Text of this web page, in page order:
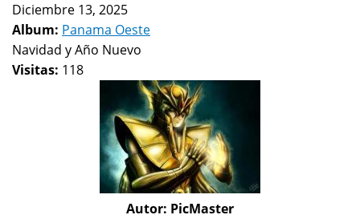
Diciembre 13, 2025
Album: Panama Oeste
Navidad y Año Nuevo
Visitas: 118
Autor: PicMaster